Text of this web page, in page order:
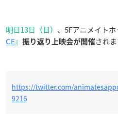
明日13日（日） 、5Fアニメイト
CE』 振り返り上映会が開催されま
https://twitter.com/
9216